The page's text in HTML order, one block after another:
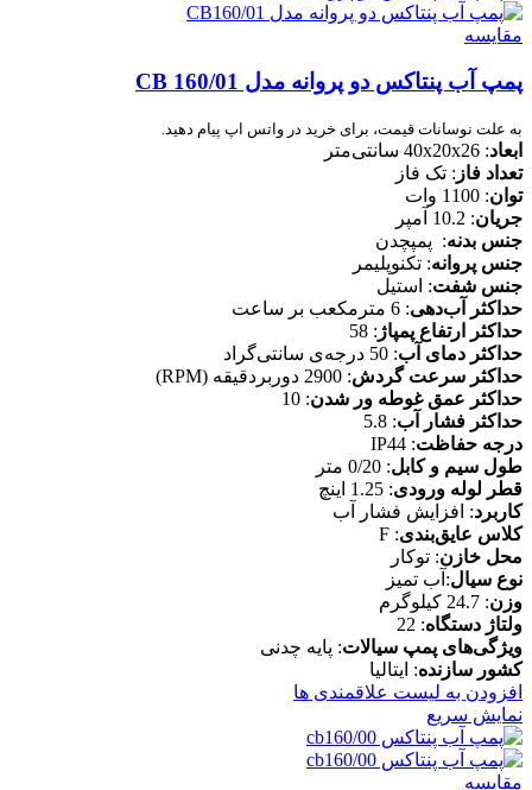
مقایسه
پمپ آب پنتاکس دو پروانه مدل CB 160/01
به علت نوسانات قیمت، برای خرید در واتس اپ پیام دهید.
ابعاد: 40x20x26 سانتی‌متر
تعداد فاز : تک فاز
توان: 1100 وات
جریان: 10.2 آمپر
جنس بدنه: پمپچدن
جنس پروانه: تکنوپلیمر
جنس شفت: استیل
حداکثر آب‌دهی: 6 مترمکعب بر ساعت
حداکثر ارتفاع پمپاژ : 58
حداکثر دمای آب: 50 درجه‌‎ی سانتی‌گراد
حداکثر سرعت گردش: 2900 دوربردقیقه (RPM)
حداکثر عمق غوطه ور شدن: 10
حداکثر فشار آب: 5.8
درجه حفاظت: IP44
طول سیم و کابل: 0/20 متر
قطر لوله ورودی: 1.25 اینچ
کاربرد: افزایش فشار آب
کلاس عایق‌بندی: F
محل خازن: توکار
نوع سیال:آب تمیز
وزن: 24.7 کیلوگرم
ولتاژ دستگاه: 22
ویژگی‌های پمپ سیالات: پایه چدنی
کشور سازنده: ایتالیا
افزودن به لیست علاقمندی ها
نمایش سریع
مقایسه